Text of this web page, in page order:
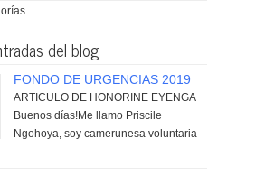
del blog
FONDO DE URGENCIAS 2019
ARTICULO DE HONORINE EYENGA
Buenos días!Me llamo Priscile
Ngohoya, soy camerunesa voluntaria